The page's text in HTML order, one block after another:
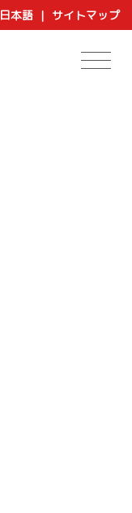
日本語 | サイトマップ